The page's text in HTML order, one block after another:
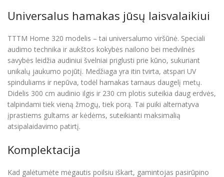
Universalus hamakas jūsų laisvalaikiui
TTTM Home 320 modelis – tai universalumo viršūnė. Speciali
audimo technika ir aukštos kokybės nailono bei medvilnės
savybės leidžia audiniui švelniai priglusti prie kūno, sukuriant
unikalų jaukumo pojūtį. Medžiaga yra itin tvirta, atspari UV
spinduliams ir nepūva, todėl hamakas tarnaus daugelį metų.
Didelis 300 cm audinio ilgis ir 230 cm plotis suteikia daug erdvės,
talpindami tiek vieną žmogų, tiek porą. Tai puiki alternatyva
įprastiems gultams ar kėdėms, suteikianti maksimalią
atsipalaidavimo patirtį.
Komplektacija
Kad galėtumėte mėgautis poilsiu iškart, gamintojas pasirūpino